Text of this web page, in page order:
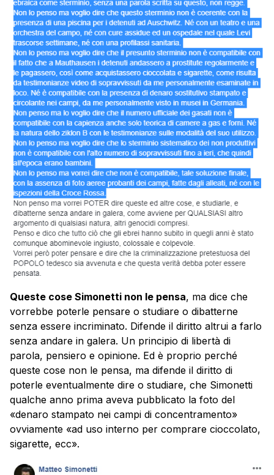
Queste cose Simonetti non le pensa, ma dice che
vorrebbe poterle pensare o studiare o dibatterne
senza essere incriminato. Difende il diritto altrui a farlo
senza andare in galera. Un principio di libertà di
parola, pensiero e opinione. Ed è proprio perché
queste cose non le pensa, ma difende il diritto di
poterle eventualmente dire o studiare, che Simonetti
qualche anno prima aveva pubblicato la foto del
«denaro stampato nei campi di concentramento»
ovviamente «ad uso interno per comprare cioccolato,
sigarette, ecc».